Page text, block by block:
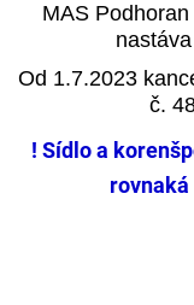
MAS
nastáva
Od 1.7.2023
č.
! Sídlo a
rovnaká